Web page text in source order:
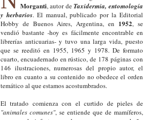
Morganti, autor deTaxidermia, entomología
y herbarios. El manual, publicado por la Editorial
Hobby de Buenos Aires, Argentina, en 1952, se
vendió bastante -hoy es fácilmente encontrable en
librerías anticuarias- y tuvo una larga vida, puesto
que se reeditó en 1955, 1965 y 1978. De formato
cuarto, encuadernado en rústico, de 178 páginas con
146 ilustraciones, numerosas del propio autor, el
libro en cuanto a su contenido no obedece el orden
temático al que estamos acostumbrados.
El tratado comienza con el curtido de pieles de
"animales comunes", se entiende que de mamíferos,